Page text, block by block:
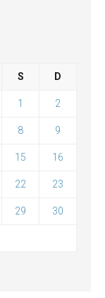
S D
1 2
8 9
15 16
22 23
29 30